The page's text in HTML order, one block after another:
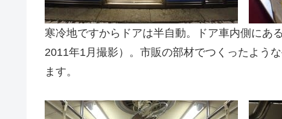
寒冷地ですからドアは半自動。ドア車内側にあ
2011年1月撮影）。市販の部材でつくったよう
ます。